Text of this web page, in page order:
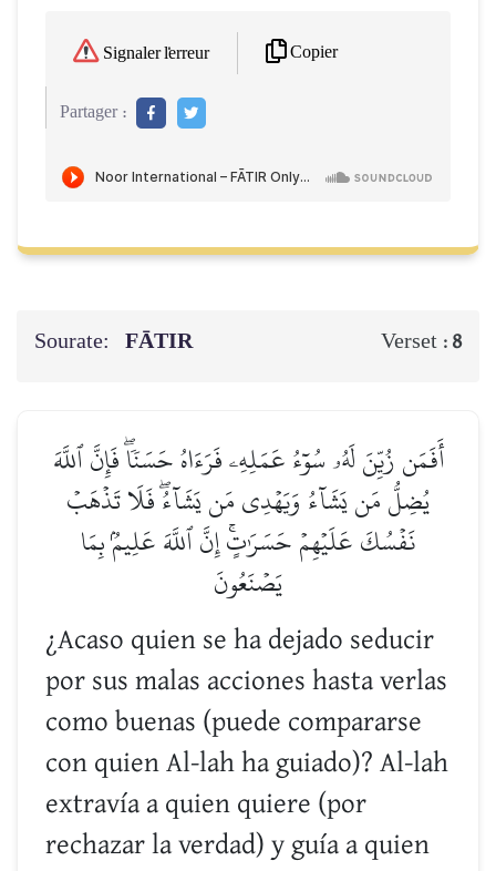
Signaler l'erreur Copier
Partager :
Sourate: FĀTIR Verset : 8
أَفَمَن زُيِّنَ لَهُۥ سُوٓءُ عَمَلِهِۦ فَرَءَاهُ حَسَنٗاۖ فَإِنَّ ٱللَّهَ
يُضِلُّ مَن يَشَآءُ وَيَهۡدِي مَن يَشَآءُۖ فَلَا تَذۡهَبۡ
نَفۡسُكَ عَلَيۡهِمۡ حَسَرَٰتٍۚ إِنَّ ٱللَّهَ عَلِيمُۢ بِمَا
يَصۡنَعُونَ
¿Acaso quien se ha dejado seducir
por sus malas acciones hasta verlas
como buenas (puede compararse
con quien Al-lah ha guiado)? Al-lah
extravía a quien quiere (por
rechazar la verdad) y guía a quien